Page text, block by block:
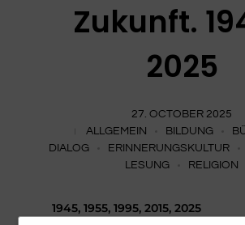
Zukunft.
2025
27. OCTOBER 2025
ALLGEMEIN
BILDUNG
DIALOG
ERINNERUNGSKULTUR
LESUNG
RELIGION
1945, 1955, 1995, 2015, 2025